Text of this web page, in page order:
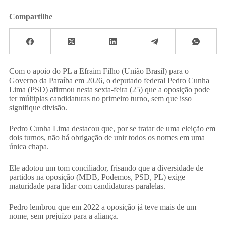
Compartilhe
Com o apoio do PL a Efraim Filho (União Brasil) para o
Governo da Paraíba em 2026, o deputado federal Pedro Cunha
Lima (PSD) afirmou nesta sexta-feira (25) que a oposição pode
ter múltiplas candidaturas no primeiro turno, sem que isso
signifique divisão.
Pedro Cunha Lima destacou que, por se tratar de uma eleição em
dois turnos, não há obrigação de unir todos os nomes em uma
única chapa.
Ele adotou um tom conciliador, frisando que a diversidade de
partidos na oposição (MDB, Podemos, PSD, PL) exige
maturidade para lidar com candidaturas paralelas.
Pedro lembrou que em 2022 a oposição já teve mais de um
nome, sem prejuízo para a aliança.